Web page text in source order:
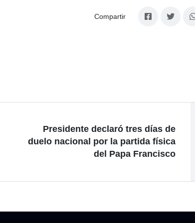
Compartir
Presidente declaró tres días de
duelo nacional por la partida física
del Papa Francisco